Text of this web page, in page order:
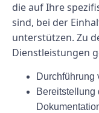
die auf Ihre
sind, bei der
unterstützen. Zu
Dienstleistungen
Durchführung
Bereitstellung